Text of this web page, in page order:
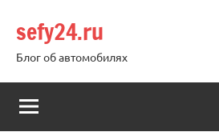
содержимому
sefy24.ru
Блог об автомобилях